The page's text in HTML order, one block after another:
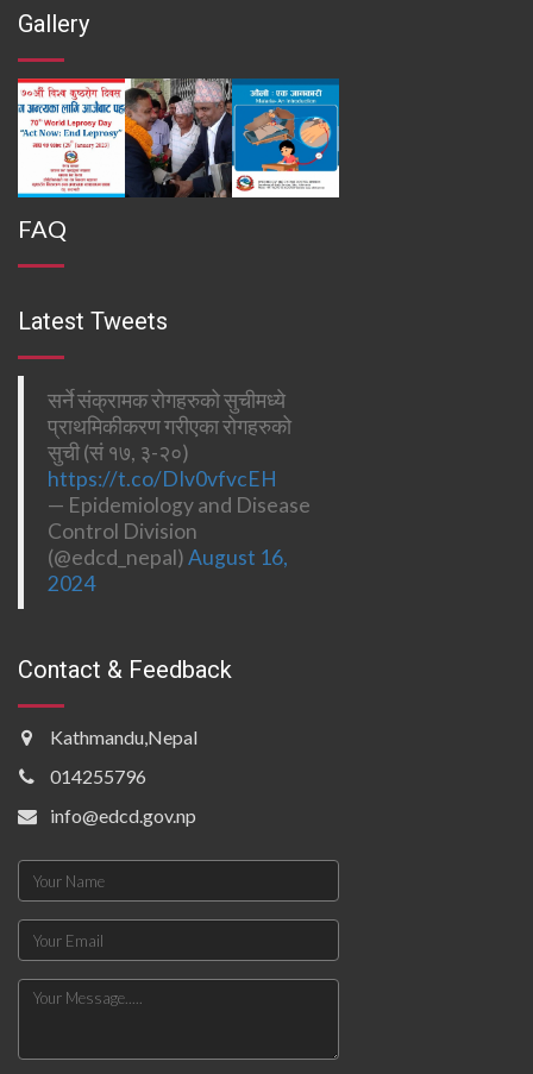
Gallery
FAQ
Latest Tweets
सर्ने संक्रामक रोगहरुको सुचीमध्ये
प्राथमिकीकरण गरीएका रोगहरुको
सुची (सं १७, ३-२०)
https://t.co/DIv0vfvcEH
— Epidemiology and Disease
Control Division
(@edcd_nepal)August 16,
2024
Contact & Feedback
Kathmandu,Nepal
014255796
info@edcd.gov.np